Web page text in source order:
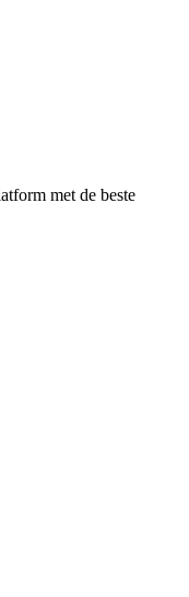
met de beste